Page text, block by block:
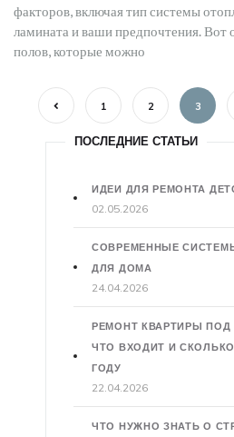
факторов, включая тип системы
ламината и ваши предпочтения. Вот
полов, которые можно
1 2 3
ПОСЛЕДНИЕ СТАТЬИ
ИДЕИ ДЛЯ РЕМОНТА
02.05.2026
СОВРЕМЕННЫЕ
ДЛЯ ДОМА
24.04.2026
РЕМОНТ КВАРТИРЫ
ЧТО ВХОДИТ И
ГОДУ
22.04.2026
ЧТО НУЖНО ЗНАТЬ О